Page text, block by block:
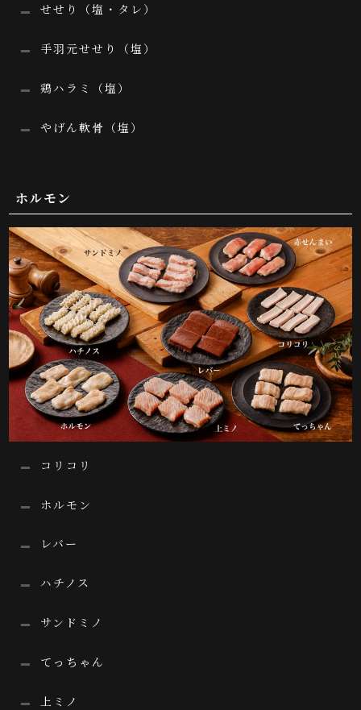
せせり（塩・タレ）
手羽元せせり（塩）
鶏ハラミ（塩）
やげん軟骨（塩）
ホルモン
コリコリ
ホルモン
レバー
ハチノス
サンドミノ
てっちゃん
上ミノ